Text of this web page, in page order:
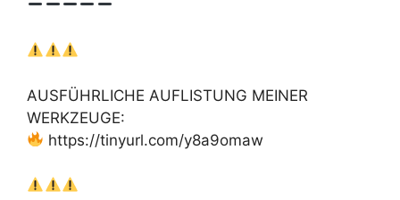
AUSFÜHRLICHE AUFLISTUNG MEINER
WERKZEUGE:
https://tinyurl.com/y8a9omaw